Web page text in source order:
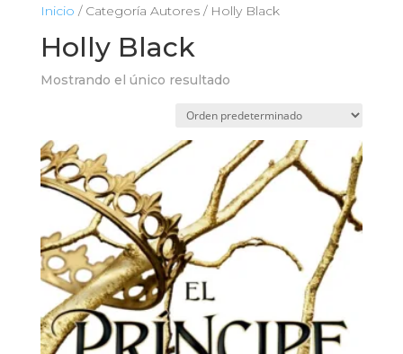
Inicio / Categoría Autores / Holly Black
Holly Black
Mostrando el único resultado